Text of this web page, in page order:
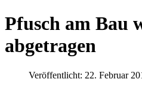
Pfusch am Bau
abgetragen
Veröffentlicht: 22. Februar